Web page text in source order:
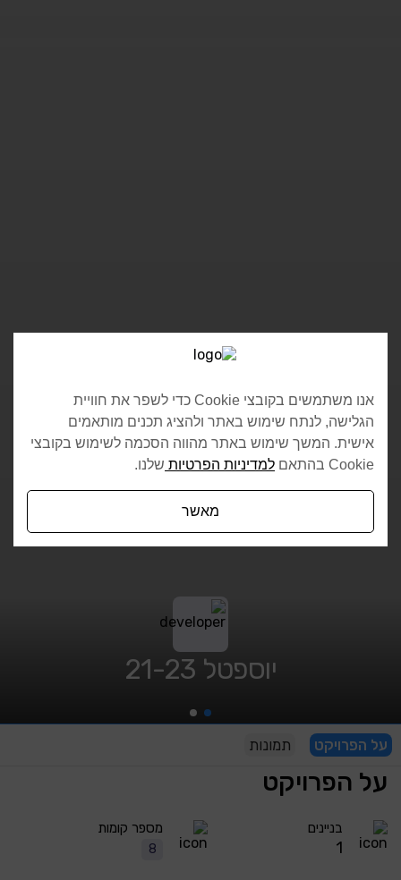
יוספטל 21-23
על הפרויקט תמונות
על הפרויקט
בניינים
1
מספר קומות
8
אנו משתמשים בקובצי Cookie כדי לשפר את חוויית
הגלישה, לנתח שימוש באתר ולהציג תכנים מותאמים
אישית. המשך שימוש באתר מהווה הסכמה לשימוש בקובצי
Cookie בהתאם
למדיניות הפרטיות שלנו.
מאשר